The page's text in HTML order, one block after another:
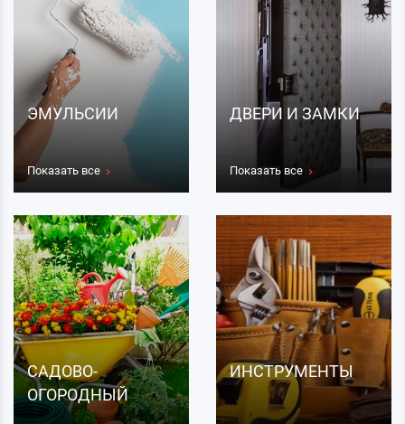
ЭМУЛЬСИИ
Показать все
ДВЕРИ И ЗАМКИ
Показать все
САДОВО-
ОГОРОДНЫЙ
ИНВЕНТАРЬ
ИНСТРУМЕНТЫ